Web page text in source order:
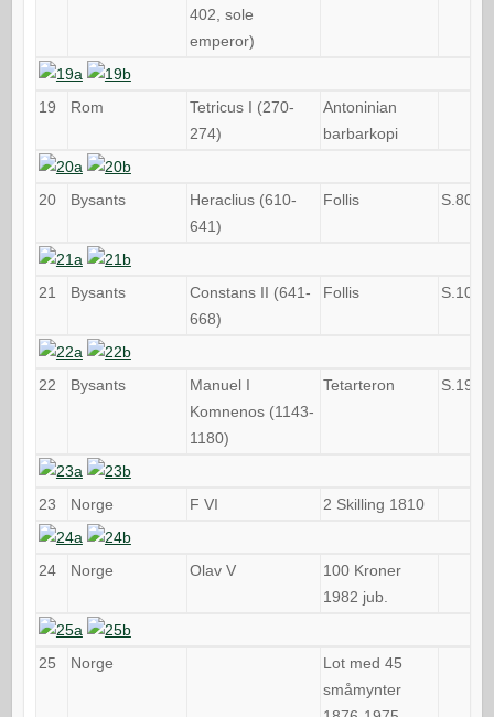
402, sole
emperor)
19 Rom
Tetricus I (270-
274)
Antoninian
barbarkopi
20 Bysants
Heraclius (610-
641)
Follis S.805
21 Bysants
Constans II (641-
668)
Follis S.1007
22 Bysants
Manuel I
Komnenos (1143-
1180)
Tetarteron S.1968
23 Norge F VI 2 Skilling 1810
24 Norge Olav V
100 Kroner
1982 jub.
25 Norge
Lot med 45
småmynter